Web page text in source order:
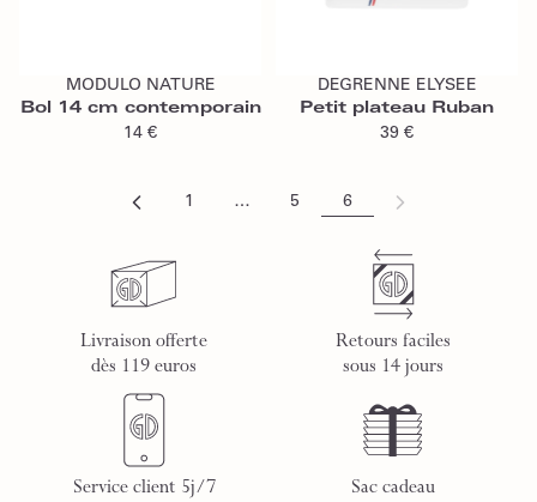
MODULO NATURE
Bol 14 cm contemporain
14 €
DEGRENNE ELYSEE
Petit plateau Ruban
39 €
1 … 5 6
Livraison offerte
dès 119 euros
Retours faciles
sous 14 jours
Service client 5j/7
Sac cadeau